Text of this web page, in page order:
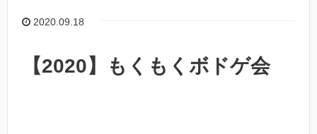
2020.09.18
【2020】もくもくボドゲ会